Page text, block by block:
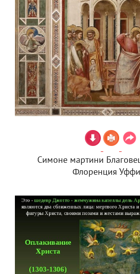
Симоне мартини
Флоренция